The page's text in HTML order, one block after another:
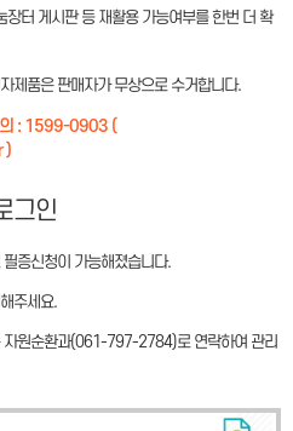
장터 게시판 등 재활용 가능여부를 한번 더 확
제품은 판매자가 무상으로 수거합니다.
: 1599-0903 (
)
그인
증신청이 가능해졌습니다.
주세요.
자원순환과(061-797-2784)로 연락하여 관리